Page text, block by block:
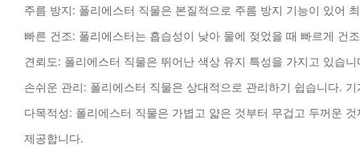
주름 방지: 폴리에스터 직물은 본질적으로 주름 방지 기능이 있어
빠른 건조: 폴리에스터는 흡습성이 낮아 물에 젖었을 때 빠르게 건
견뢰도: 폴리에스터 직물은 뛰어난 색상 유지 특성을 가지고 있습
손쉬운 관리: 폴리에스터 직물은 상대적으로 관리하기 쉽습니다.
다목적성: 폴리에스터 직물은 가볍고 얇은 것부터 무겁고 두꺼운
제공합니다.